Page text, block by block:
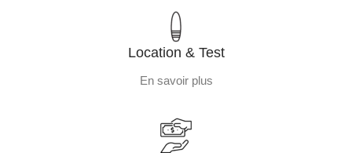
Location & Test
En savoir plus